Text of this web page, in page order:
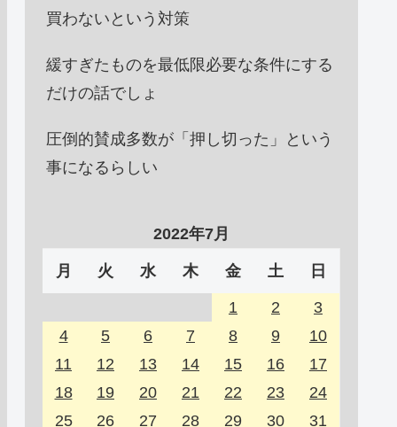
買わないという対策
緩すぎたものを最低限必要な条件にする
だけの話でしょ
圧倒的賛成多数が「押し切った」という
事になるらしい
2022年7月
月 火 水 木 金 土 日
1 2
3
4
5 6 7 8 9
10
11
12 13 14 15 16
17
18
19 20 21 22 23
24
25
26 27 28 29 30 31